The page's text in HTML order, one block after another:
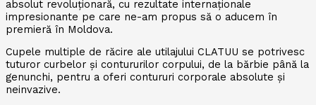
absolut revoluționară, cu rezultate internaționale
impresionante pe care ne-am propus să o aducem în
premieră în Moldova.
Cupele multiple de răcire ale utilajului CLATUU se potrivesc
tuturor curbelor și contururilor corpului, de la bărbie până la
genunchi, pentru a oferi contururi corporale absolute și
neinvazive.